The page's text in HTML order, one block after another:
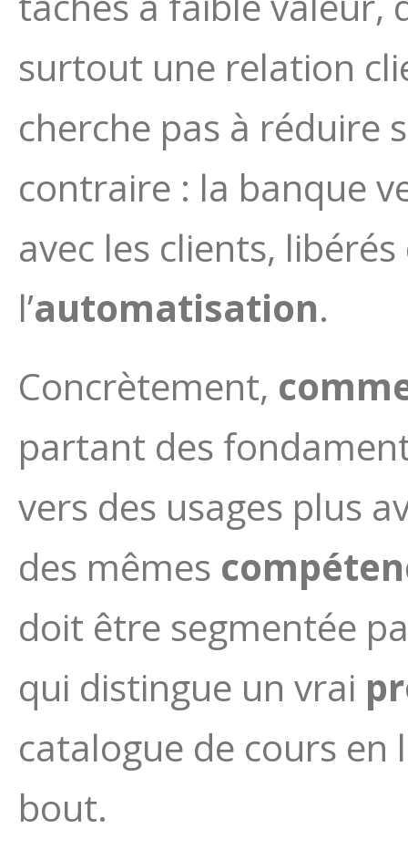
surtout une relation
cherche pas à réduire
contraire : la banque
avec les clients,
l’automatisation.
Concrètement,
partant des
vers des usages plus
des mêmes
doit être segmentée
qui distingue un vrai
catalogue de cours en
bout.